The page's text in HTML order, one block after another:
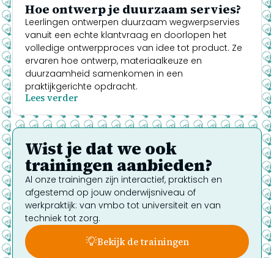
Hoe ontwerp je duurzaam servies?
Leerlingen ontwerpen duurzaam wegwerpservies
vanuit een echte klantvraag en doorlopen het
volledige ontwerpproces van idee tot product. Ze
ervaren hoe ontwerp, materiaalkeuze en
duurzaamheid samenkomen in een
praktijkgerichte opdracht.
Lees verder
Wist je dat we ook
trainingen aanbieden?
Al onze trainingen zijn interactief, praktisch en
afgestemd op jouw onderwijsniveau of
werkpraktijk: van vmbo tot universiteit en van
techniek tot zorg.
Bekijk de trainingen